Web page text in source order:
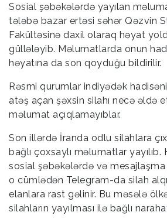
Sosial şəbəkələrdə yayılan
tələbə bazar ertəsi səhər Qəzvin
Fakültəsinə daxil olaraq həyat
güllələyib. Məlumatlarda onun
həyatına da son qoyduğu bildirilir.
Rəsmi qurumlar indiyədək
atəş açan şəxsin silahı necə əldə
məlumat açıqlamayıblar.
Son illərdə İranda odlu silahlara
bağlı çoxsaylı məlumatlar
sosial şəbəkələrdə və mesajlaşma
o cümlədən Telegram-da silah
elanlara rast gəlinir. Bu məsələ
silahların yayılması ilə bağlı